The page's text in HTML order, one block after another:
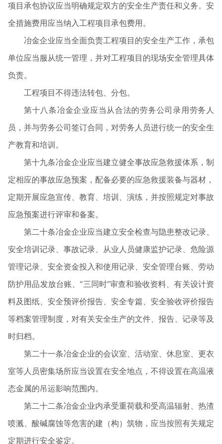
项目承包协议应当明确规定双方的安全生产责任和义务。安
全措施费用应当纳入工程项目承包费用。
冶金企业应当全面负责工程项目的安全生产工作，承包
单位应当服从统一管理，并对工程项目的现场安全管理具体
负责。
工程项目不得违法转包、分包。
第十八条冶金企业应当从合法的劳务公司录用劳务人
员，并与劳务公司签订合同，对劳务人员进行统一的安全生
产教育和培训。
第十九条冶金企业应当建立健全事故应急救援体系，制
定相应的事故应急预案，配备必要的应急救援装备与器材，
定期开展应急宣传、教育、培训、演练，并按照规定对事故
应急预案进行评审和备案。
第二十条冶金企业应当建立安全检查与隐患整改记录、
安全培训记录、事故记录、从业人员健康监护记录、危险源
管理记录、安全资金投入和使用记录、安全管理台账、劳动
防护用品发放台账、“三同时”审查和验收资料、有关设计资
料及图纸、安全预评价报告、安全专篇、安全验收评价报告
等档案管理制度，对有关安全生产的文件、报告、记录等及
时归档。
第二十一条冶金企业的会议室、活动室、休息室、更衣
室等人员密集场所应当设置在安全地点，不得设置在高温液
态金属的吊运影响范围内。
第二十二条冶金企业内承受重荷载和受高温辐射、热渣
喷溅、酸碱腐蚀等危害的建（构）筑物，应当按照有关规定
定期进行安全鉴定。